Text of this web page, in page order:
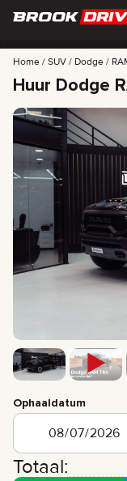
AUTOMERK
HUURPERIODE
BEDSTE TILBUD
FAQ
CERTIFICATES
BEOORDELINGEN
PARTNERSCHAP
HUUR-KOOP
971 52
+ 7 925
Home SUV Dodge
Huur Dodge
Ophaaldatum
Totaal: